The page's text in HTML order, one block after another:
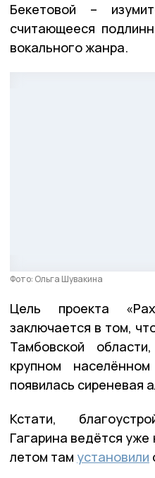
Бекетовой –
считающееся
вокального жанра.
Фото: Ольга Шувакина
Цель проекта
заключается в том,
Тамбовской
крупном
появилась сиреневая
Кстати,
Гагарина ведётся
летом там установили